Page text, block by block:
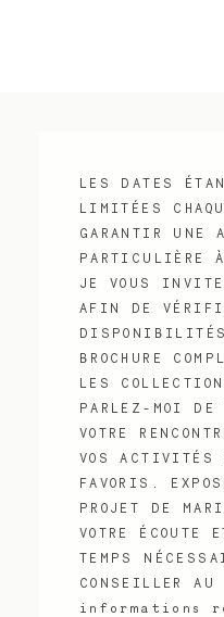
LES DATES
LIMITÉES
GARANTIR UNE
PARTICULIÈRE
JE VOUS INVITE
AFIN DE
BROCHURE
LES
PARLEZ-MOI DE
VOTRE
VOS ACTIVITÉS
FAVORIS.
PROJET DE
VOTRE ÉCOUTE
TEMPS
CONSEILLER
informations